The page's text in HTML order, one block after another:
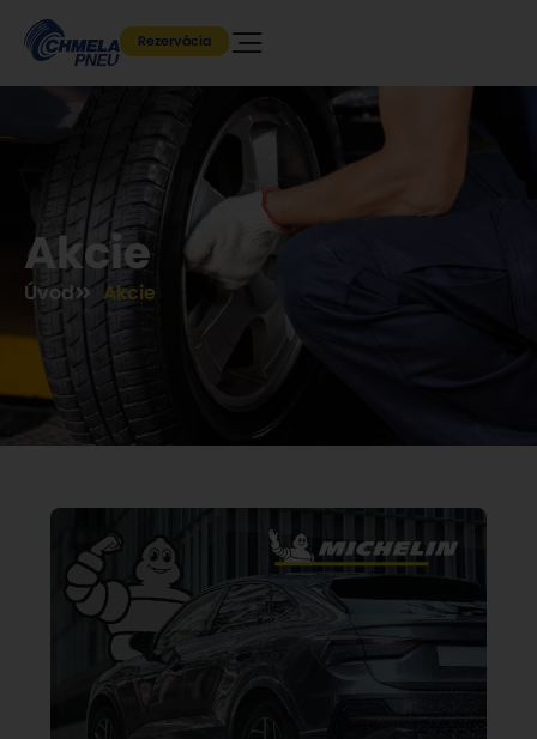
Rezervácia
Akcie
Úvod Akcie